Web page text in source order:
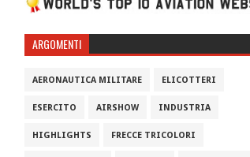
ARGOMENTI
AERONAUTICA MILITARE ELICOTTERI
ESERCITO AIRSHOW INDUSTRIA
HIGHLIGHTS FRECCE TRICOLORI